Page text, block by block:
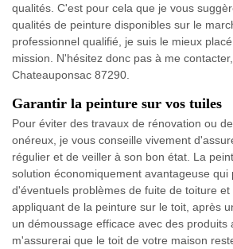
qualités. C'est pour cela que je vous
qualités de peinture disponibles sur le
professionnel qualifié, je suis le mieux
mission. N'hésitez donc pas à me
Chateauponsac 87290.
Garantir la peinture sur vos tuiles
Pour éviter des travaux de rénovation ou
onéreux, je vous conseille vivement
régulier et de veiller à son bon état. La
solution économiquement avantageuse qui
d'éventuels problèmes de fuite de toiture
appliquant de la peinture sur le toit, après
un démoussage efficace avec des produits
m'assurerai que le toit de votre maison